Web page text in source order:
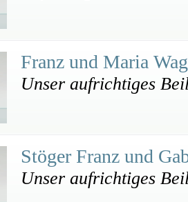
Franz und Maria
Unser aufrichtiges
Stöger Franz und
Unser aufrichtiges